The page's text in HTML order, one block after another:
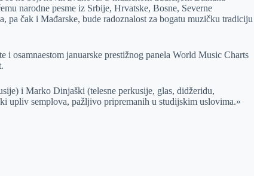
narodne pesme iz Srbije, Hrvatske, Bosne, Severne
čak i Mađarske, bude radoznalost za bogatu muzičku tradiciju
i osamnaestom januarske prestižnog panela World Music Charts
i Marko Dinjaški (telesne perkusije, glas, didžeridu,
upliv semplova, pažljivo pripremanih u studijskim uslovima.»